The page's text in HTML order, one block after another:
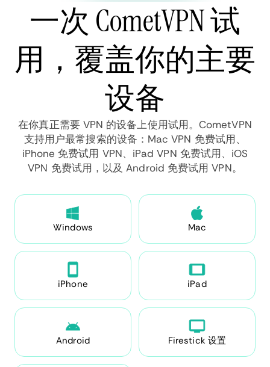
一次 CometVPN 试
用，覆盖你的主要
设备
在你真正需要 VPN 的设备上使用试用。CometVPN
支持用户最常搜索的设备：Mac VPN 免费试用、
iPhone 免费试用 VPN、iPad VPN 免费试用、iOS
VPN 免费试用，以及 Android 免费试用 VPN。
Windows Mac
iPhone iPad
Android Firestick 设置